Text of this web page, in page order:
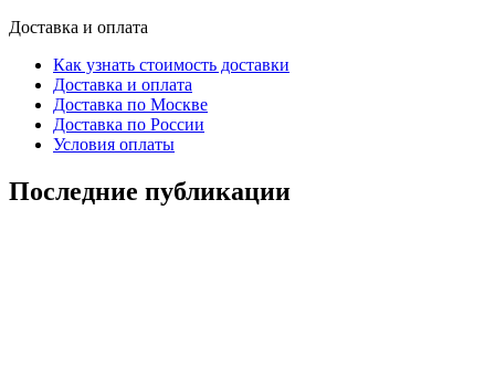
Доставка и оплата
Как узнать стоимость доставки
Доставка и оплата
Доставка по Москве
Доставка по России
Условия оплаты
Последние публикации